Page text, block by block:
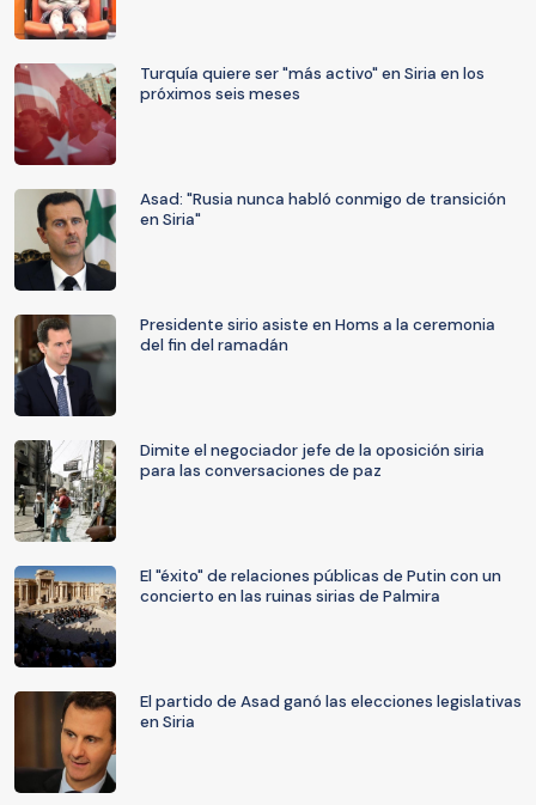
Turquía quiere ser "más activo" en Siria en los
próximos seis meses
Asad: "Rusia nunca habló conmigo de transición
en Siria"
Presidente sirio asiste en Homs a la ceremonia
del fin del ramadán
Dimite el negociador jefe de la oposición siria
para las conversaciones de paz
El "éxito" de relaciones públicas de Putin con un
concierto en las ruinas sirias de Palmira
El partido de Asad ganó las elecciones legislativas
en Siria